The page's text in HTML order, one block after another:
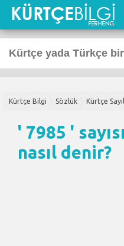
Kürtçe Bilgi Sözlük Kürtçe
' 7985 '
nasıl denir?